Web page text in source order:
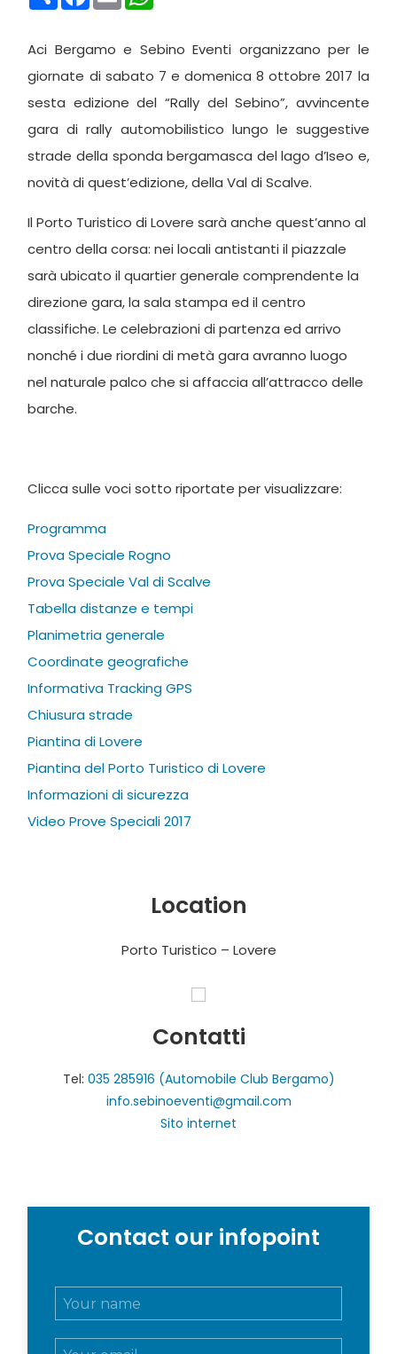
Aci Bergamo e Sebino Eventi organizzano per le
giornate di sabato 7 e domenica 8 ottobre 2017 la
sesta edizione del “Rally del Sebino”, avvincente
gara di rally automobilistico lungo le suggestive
strade della sponda bergamasca del lago d’Iseo e,
novità di quest’edizione, della Val di Scalve.
Il Porto Turistico di Lovere sarà anche quest’anno al
centro della corsa: nei locali antistanti il piazzale
sarà ubicato il quartier generale comprendente la
direzione gara, la sala stampa ed il centro
classifiche. Le celebrazioni di partenza ed arrivo
nonché i due riordini di metà gara avranno luogo
nel naturale palco che si affaccia all’attracco delle
barche.
Clicca sulle voci sotto riportate per visualizzare:
Programma
Prova Speciale Rogno
Prova Speciale Val di Scalve
Tabella distanze e tempi
Planimetria generale
Coordinate geografiche
Informativa Tracking GPS
Chiusura strade
Piantina di Lovere
Piantina del Porto Turistico di Lovere
Informazioni di sicurezza
Video Prove Speciali 2017
Location
Porto Turistico – Lovere
Contatti
Tel: 035 285916 (Automobile Club Bergamo)
info.sebinoeventi@gmail.com
Sito internet
Contact our infopoint
N
e
E